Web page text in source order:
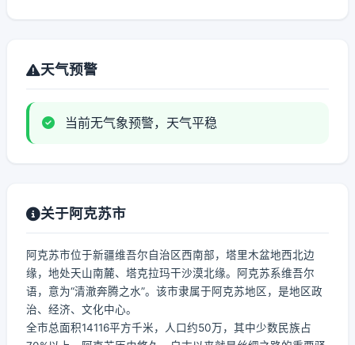
天气预警
当前无气象预警，天气平稳
关于阿克苏市
阿克苏市位于新疆维吾尔自治区西南部，塔里木盆地西北边
缘，地处天山南麓、塔克拉玛干沙漠北缘。阿克苏系维吾尔
语，意为“清澈奔腾之水”。该市隶属于阿克苏地区，是地区政
治、经济、文化中心。
全市总面积14116平方千米，人口约50万，其中少数民族占